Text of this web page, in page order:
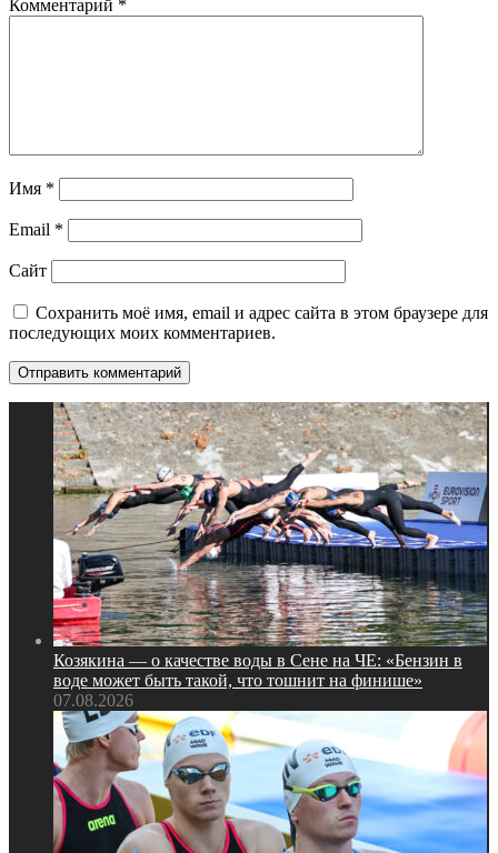
Комментарий *
Имя *
Email *
Сайт
Сохранить моё имя, email и адрес сайта в этом браузере для
последующих моих комментариев.
Козякина — о качестве воды в Сене на ЧЕ: «Бензин в
воде может быть такой, что тошнит на финише»
07.08.2026